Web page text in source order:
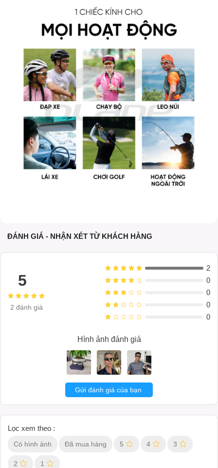
ĐÁNH GIÁ - NHẬN XÉT TỪ KHÁCH HÀNG
5
2 đánh giá
2
0
0
0
0
Hình ảnh đánh giá
Gửi đánh giá của bạn
Lọc xem theo :
Có hình ảnh Đã mua hàng 5 4 3
2 1